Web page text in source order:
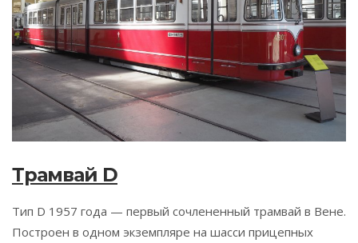
Трамвай D
Тип D 1957 года — первый сочлененный трамвай в Вене.
Построен в одном экземпляре на шасси прицепных